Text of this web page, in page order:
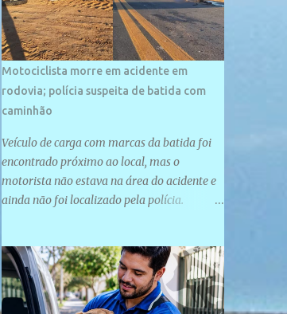
residências de veraneio de grande porte. O
maior empreendimento fixado nessa área é
o SESC Praia, inaugurado em 12 de julho de
1996. Com arquitetura moderna,...
Motociclista morre em acidente em
rodovia; polícia suspeita de batida com
caminhão
Veículo de carga com marcas da batida foi
encontrado próximo ao local, mas o
motorista não estava na área do acidente e
ainda não foi localizado pela polícia.
Divulgação/PMPI João Pedro de Sousa
Santos morreu na manhã desta sexta-feira
(31) em um acidente na PI-247, na zona